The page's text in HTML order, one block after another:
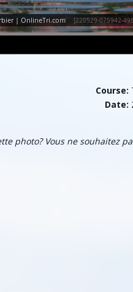
Course:
Date:
photo? Vous ne souhaitez